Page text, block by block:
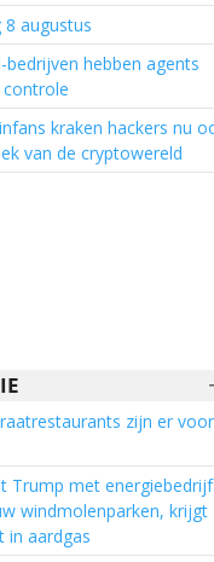
8 augustus
bedrijven hebben agents
kraken hackers nu
van de cryptowereld
zijn er voor
Trump met energiebedrijf:
windmolenparken, krijgt
in aardgas